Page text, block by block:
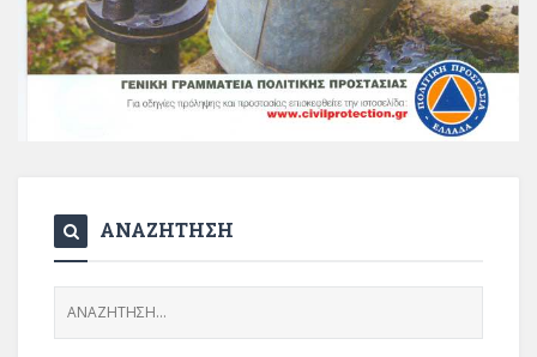
ΑΝΑΖΗΤΗΣΗ